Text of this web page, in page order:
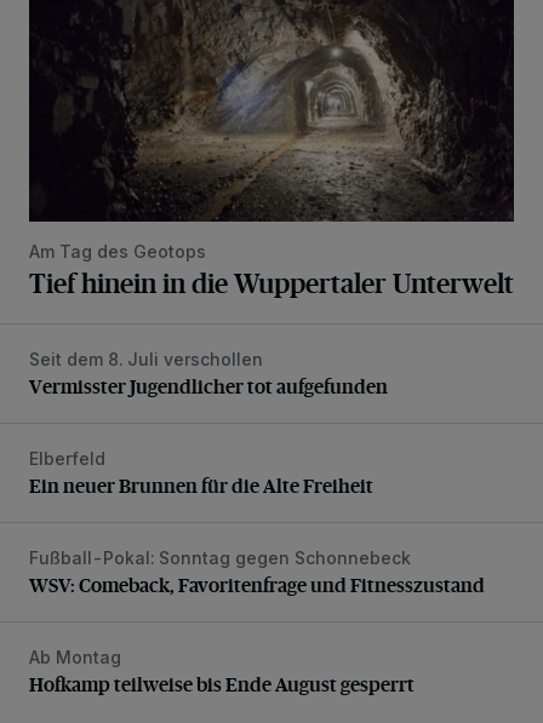
Am Tag des Geotops
Tief hinein in die Wuppertaler Unterwelt
Vermisster Jugendlicher tot aufgefunden
Seit dem 8. Juli verschollen
Vermisster Jugendlicher tot aufgefunden
Ein neuer Brunnen für die Alte Freiheit
Elberfeld
Ein neuer Brunnen für die Alte Freiheit
WSV: Comeback, Favoritenfrage und Fitnesszustand
Fußball-Pokal: Sonntag gegen Schonnebeck
WSV: Comeback, Favoritenfrage und Fitnesszustand
Hofkamp teilweise bis Ende August gesperrt
Ab Montag
Hofkamp teilweise bis Ende August gesperrt